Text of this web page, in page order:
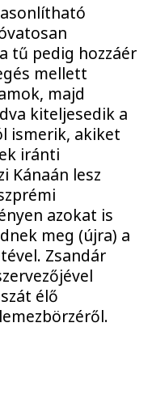
tű pedig hozzáér
mellett
majd
kiteljesedik a
ismerik, akiket
iránti
Kánaán lesz
azokat is
meg (újra) a
Zsandár
élő